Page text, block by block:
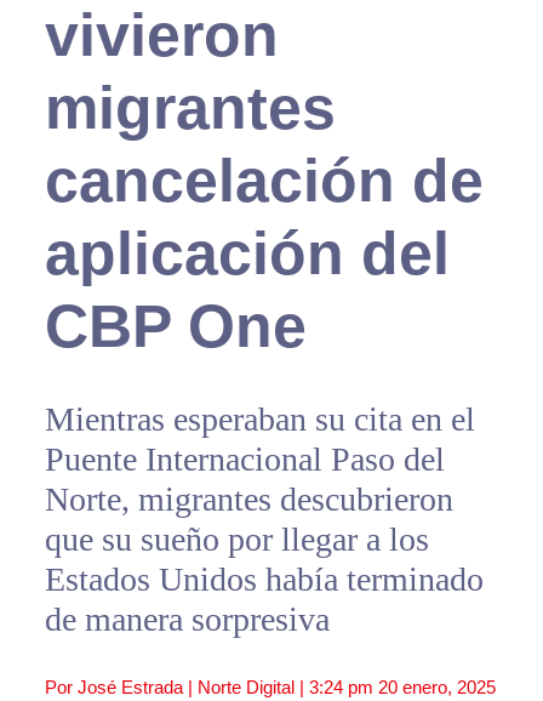
vivieron
migrantes
cancelación de
aplicación del
CBP One
Mientras esperaban su cita en el
Puente Internacional Paso del
Norte, migrantes descubrieron
que su sueño por llegar a los
Estados Unidos había terminado
de manera sorpresiva
Por José Estrada | Norte Digital | 3:24 pm 20 enero, 2025